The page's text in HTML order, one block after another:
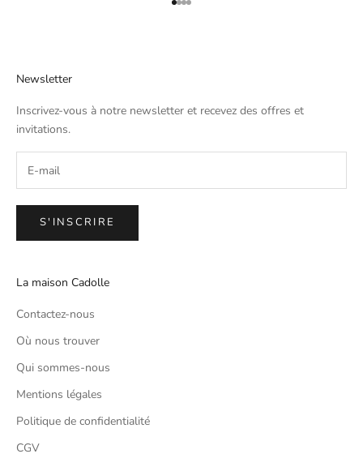
Aller à l'élément 1
Aller à l'élément 2
Aller à l'élément 3
Aller à l'élément 4
Newsletter
Inscrivez-vous à notre newsletter et recevez des offres et
invitations.
S'INSCRIRE
La maison Cadolle
Contactez-nous
Où nous trouver
Qui sommes-nous
Mentions légales
Politique de confidentialité
CGV